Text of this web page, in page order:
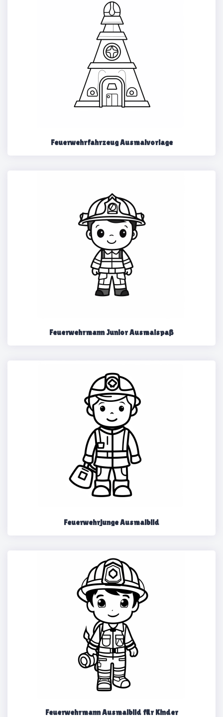
Feuerwehrfahrzeug Ausmalvorlage
Feuerwehrmann Junior Ausmalspaß
Feuerwehrjunge Ausmalbild
Feuerwehrmann Ausmalbild für Kinder